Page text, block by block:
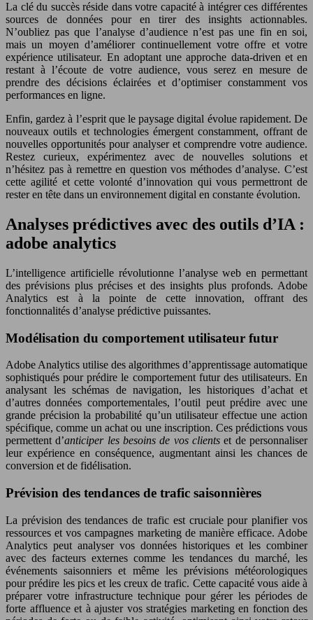
La clé du succès réside dans votre capacité à intégrer ces différentes
sources de données pour en tirer des insights actionnables.
N’oubliez pas que l’analyse d’audience n’est pas une fin en soi,
mais un moyen d’améliorer continuellement votre offre et votre
expérience utilisateur. En adoptant une approche data-driven et en
restant à l’écoute de votre audience, vous serez en mesure de
prendre des décisions éclairées et d’optimiser constamment vos
performances en ligne.
Enfin, gardez à l’esprit que le paysage digital évolue rapidement. De
nouveaux outils et technologies émergent constamment, offrant de
nouvelles opportunités pour analyser et comprendre votre audience.
Restez curieux, expérimentez avec de nouvelles solutions et
n’hésitez pas à remettre en question vos méthodes d’analyse. C’est
cette agilité et cette volonté d’innovation qui vous permettront de
rester en tête dans un environnement digital en constante évolution.
Analyses prédictives avec des outils d’IA :
adobe analytics
L’intelligence artificielle révolutionne l’analyse web en permettant
des prévisions plus précises et des insights plus profonds. Adobe
Analytics est à la pointe de cette innovation, offrant des
fonctionnalités d’analyse prédictive puissantes.
Modélisation du comportement utilisateur futur
Adobe Analytics utilise des algorithmes d’apprentissage automatique
sophistiqués pour prédire le comportement futur des utilisateurs. En
analysant les schémas de navigation, les historiques d’achat et
d’autres données comportementales, l’outil peut prédire avec une
grande précision la probabilité qu’un utilisateur effectue une action
spécifique, comme un achat ou une inscription. Ces prédictions vous
permettent d’anticiper les besoins de vos clients et de personnaliser
leur expérience en conséquence, augmentant ainsi les chances de
conversion et de fidélisation.
Prévision des tendances de trafic saisonnières
La prévision des tendances de trafic est cruciale pour planifier vos
ressources et vos campagnes marketing de manière efficace. Adobe
Analytics peut analyser vos données historiques et les combiner
avec des facteurs externes comme les tendances du marché, les
événements saisonniers et même les prévisions météorologiques
pour prédire les pics et les creux de trafic. Cette capacité vous aide à
préparer votre infrastructure technique pour gérer les périodes de
forte affluence et à ajuster vos stratégies marketing en fonction des